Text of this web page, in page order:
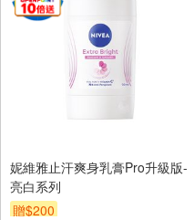
妮維雅止汗爽身乳膏Pro升級版-
亮白系列
贈$200